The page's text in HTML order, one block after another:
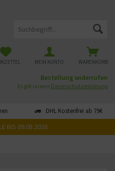
DHL Kostenfrei ab 79€
WARENKORB
MEIN KONTO
Bestellung widerrufen
Es gilt unsere Datenschutzerklärung
BIS 09.08.2026